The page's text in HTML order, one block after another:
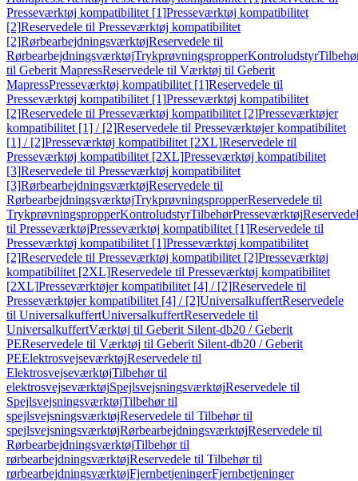
Presseværktøj kompatibilitet [1]Presseværktøj kompatibilitet
[2]Reservedele til Presseværktøj kompatibilitet
[2]RørbearbejdningsværktøjReservedele til
RørbearbejdningsværktøjTrykprøvningspropperKontroludstyr
til Geberit MapressReservedele til Værktøj til Geberit
MapressPresseværktøj kompatibilitet [1]Reservedele til
Presseværktøj kompatibilitet [1]Presseværktøj kompatibilitet
[2]Reservedele til Presseværktøj kompatibilitet [2]Presseværktøjer
kompatibilitet [1] / [2]Reservedele til Presseværktøjer kompatibilitet
[1] / [2]Presseværktøj kompatibilitet [2XL]Reservedele til
Presseværktøj kompatibilitet [2XL]Presseværktøj kompatibilitet
[3]Reservedele til Presseværktøj kompatibilitet
[3]RørbearbejdningsværktøjReservedele til
RørbearbejdningsværktøjTrykprøvningspropperReservedele til
TrykprøvningspropperKontroludstyrTilbehørPresseværktøj
til PresseværktøjPresseværktøj kompatibilitet [1]Reservedele til
Presseværktøj kompatibilitet [1]Presseværktøj kompatibilitet
[2]Reservedele til Presseværktøj kompatibilitet [2]Presseværktøj
kompatibilitet [2XL]Reservedele til Presseværktøj kompatibilitet
[2XL]Presseværktøjer kompatibilitet [4] / [2]Reservedele til
Presseværktøjer kompatibilitet [4] / [2]UniversalkuffertReservedele
til UniversalkuffertUniversalkuffertReservedele til
UniversalkuffertVærktøj til Geberit Silent-db20 / Geberit
PEReservedele til Værktøj til Geberit Silent-db20 / Geberit
PEElektrosvejseværktøjReservedele til
ElektrosvejseværktøjTilbehør til
elektrosvejseværktøjSpejlsvejsningsværktøjReservedele til
SpejlsvejsningsværktøjTilbehør til
spejlsvejsningsværktøjReservedele til Tilbehør til
spejlsvejsningsværktøjRørbearbejdningsværktøjReservedele til
RørbearbejdningsværktøjTilbehør til
rørbearbejdningsværktøjReservedele til Tilbehør til
rørbearbejdningsværktøjFjernbetjeningerFjernbetjeninger